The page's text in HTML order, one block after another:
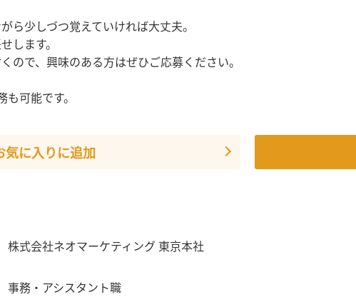
ら少しづつ覚えていければ大丈夫。
します。
ので、興味のある方はぜひご応募ください。
可能です。
気に入りに追加
株式会社ネオマーケティング 東京本社
事務・アシスタント職